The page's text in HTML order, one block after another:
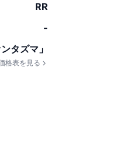
RR
-
タズマ」
格表を見る